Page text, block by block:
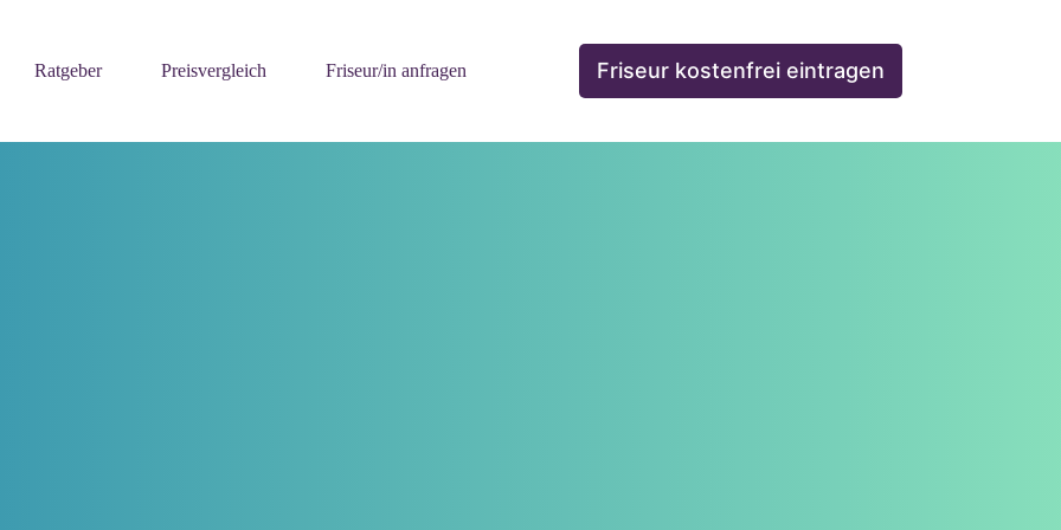
Ratgeber
Preisvergleich Friseur/in anfragen Friseur kostenfrei eintragen